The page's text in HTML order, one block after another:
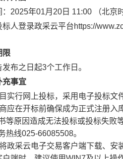
2025年01月20日 11:00 （北京
标人登录政采云平台https://
限
布之日起3个工作日。
充事宜
实行网上投标，采用电子投标文
应在开标前确保成为正式注册
等原因造成无法投标或投标失败
热线025-66085508。
政采云电子交易客户端下载、